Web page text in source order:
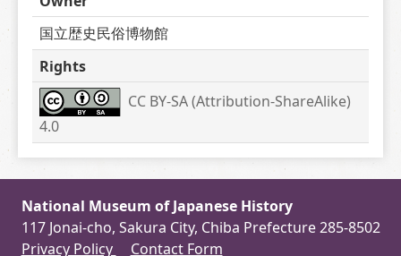
国立歴史民俗博物館
Rights
CC BY-SA (Attribution-ShareAlike)
4.0
National Museum of Japanese History
117 Jonai-cho, Sakura City, Chiba Prefecture 285-8502
Privacy Policy
Contact Form